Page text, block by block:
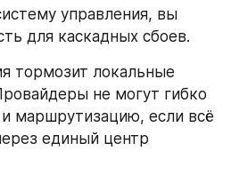
управления, вы
для каскадных сбоев.
тормозит локальные
не могут гибко
и маршрутизацию, если всё
единый центр